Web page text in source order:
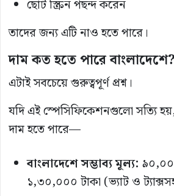
ছোট স্ক্রিন পছন্দ করেন
তাদের জন্য এটি নাও হতে পারে।
দাম কত হতে পারে বাংলাদেশে?
এটাই সবচেয়ে গুরুত্বপূর্ণ প্রশ্ন।
যদি এই স্পেসিফিকেশনগুলো সত্যি
দাম হতে পারে—
বাংলাদেশে সম্ভাব্য মূল্য:
১,৩০,০০০ টাকা (ভ্যাট ও